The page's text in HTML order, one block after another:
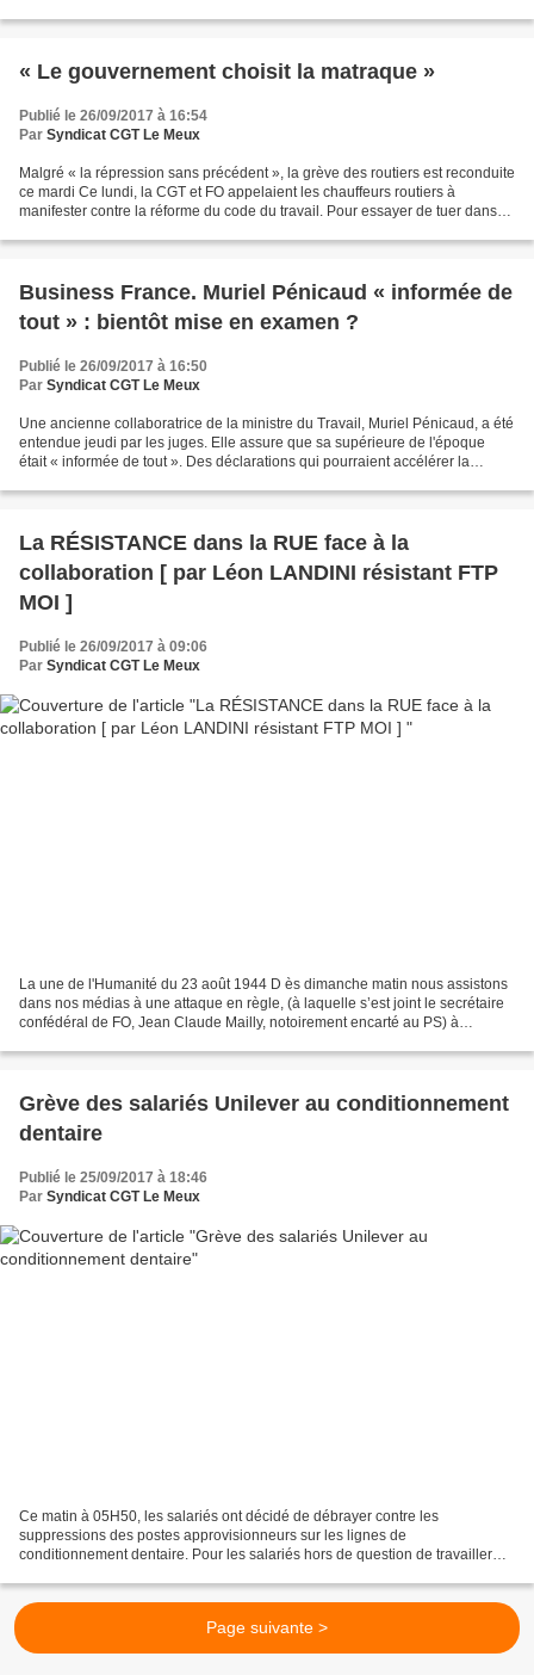
« Le gouvernement choisit la matraque »
Publié le 26/09/2017 à 16:54
Par Syndicat CGT Le Meux
Malgré « la répression sans précédent », la grève des routiers est reconduite
ce mardi Ce lundi, la CGT et FO appelaient les chauffeurs routiers à
manifester contre la réforme du code du travail. Pour essayer de tuer dans
Business France. Muriel Pénicaud « informée de
tout » : bientôt mise en examen ?
Publié le 26/09/2017 à 16:50
Par Syndicat CGT Le Meux
Une ancienne collaboratrice de la ministre du Travail, Muriel Pénicaud, a été
entendue jeudi par les juges. Elle assure que sa supérieure de l'époque
était « informée de tout ». Des déclarations qui pourraient accélérer la
La RÉSISTANCE dans la RUE face à la
collaboration [ par Léon LANDINI résistant FTP
MOI ]
Publié le 26/09/2017 à 09:06
Par Syndicat CGT Le Meux
La une de l'Humanité du 23 août 1944 D ès dimanche matin nous assistons
dans nos médias à une attaque en règle, (à laquelle s’est joint le secrétaire
confédéral de FO, Jean Claude Mailly, notoirement encarté au PS) à
Grève des salariés Unilever au conditionnement
dentaire
Publié le 25/09/2017 à 18:46
Par Syndicat CGT Le Meux
Ce matin à 05H50, les salariés ont décidé de débrayer contre les
suppressions des postes approvisionneurs sur les lignes de
conditionnement dentaire. Pour les salariés hors de question de travailler
Page suivante >